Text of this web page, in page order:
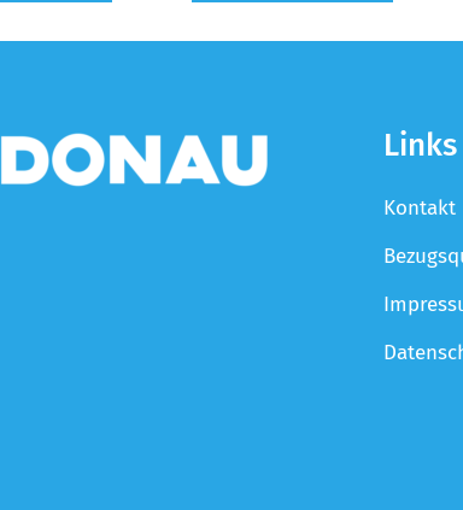
Links
Kontakt